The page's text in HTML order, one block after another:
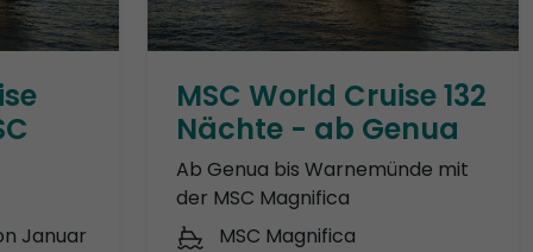
Januar
MSC World Cruise 132
Nächte - ab Genua
Ab Genua bis Warnemünde mit
der MSC Magnifica
MSC Magnifica